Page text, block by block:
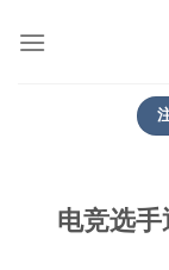
电竞选